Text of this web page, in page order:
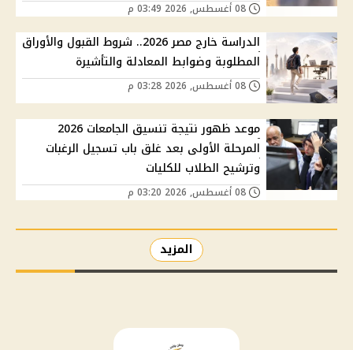
الدراسة خارج مصر 2026.. شروط القبول والأوراق
المطلوبة وضوابط المعادلة والتأشيرة
موعد ظهور نتيجة تنسيق الجامعات 2026
المرحلة الأولى بعد غلق باب تسجيل الرغبات
وترشيح الطلاب للكليات
المزيد